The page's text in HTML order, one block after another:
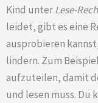
Kind unterLese-
leidet, gibt es eine
ausprobieren
lindern. Zum
aufzuteilen, damit
und lesen muss. Du